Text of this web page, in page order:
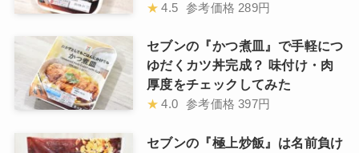
★ 4.5 参考価格 289円
セブンの『かつ煮皿』で手軽につ
ゆだくカツ丼完成？ 味付け・肉
厚度をチェックしてみた
★ 4.0 参考価格 397円
セブンの『極上炒飯』は名前負け